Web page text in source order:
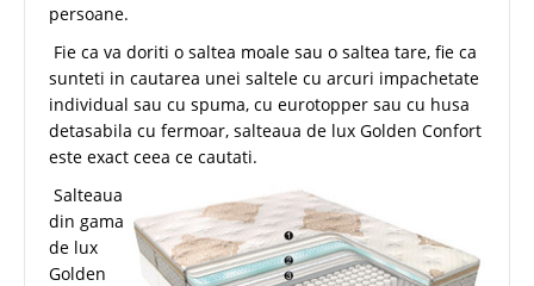
persoane.
Fie ca va doriti o saltea moale sau o saltea tare, fie ca
sunteti in cautarea unei saltele cu arcuri impachetate
individual sau cu spuma, cu eurotopper sau cu husa
detasabila cu fermoar, salteaua de lux Golden Confort
este exact ceea ce cautati.
Salteaua
din gama
de lux
Golden